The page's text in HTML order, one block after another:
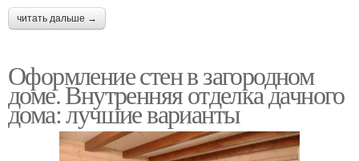
читать дальше →
Оформление стен в загородном
доме. Внутренняя отделка дачного
дома: лучшие варианты